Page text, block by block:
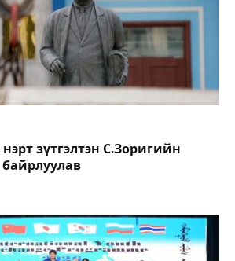
зүтгэлтэн С.Зоригийн